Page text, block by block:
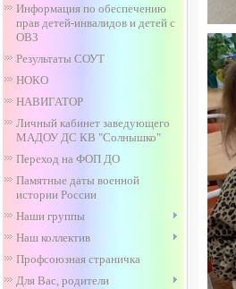
Информация по обеспечению
прав детей-инвалидов и детей с
ОВЗ
Результаты СОУТ
НОКО
НАВИГАТОР
Личный кабинет заведующего
МАДОУ ДС КВ "Солнышко"
Переход на ФОП ДО
Памятные даты военной
истории России
Наши группы
Наш коллектив
Профсоюзная страничка
Для Вас, родители